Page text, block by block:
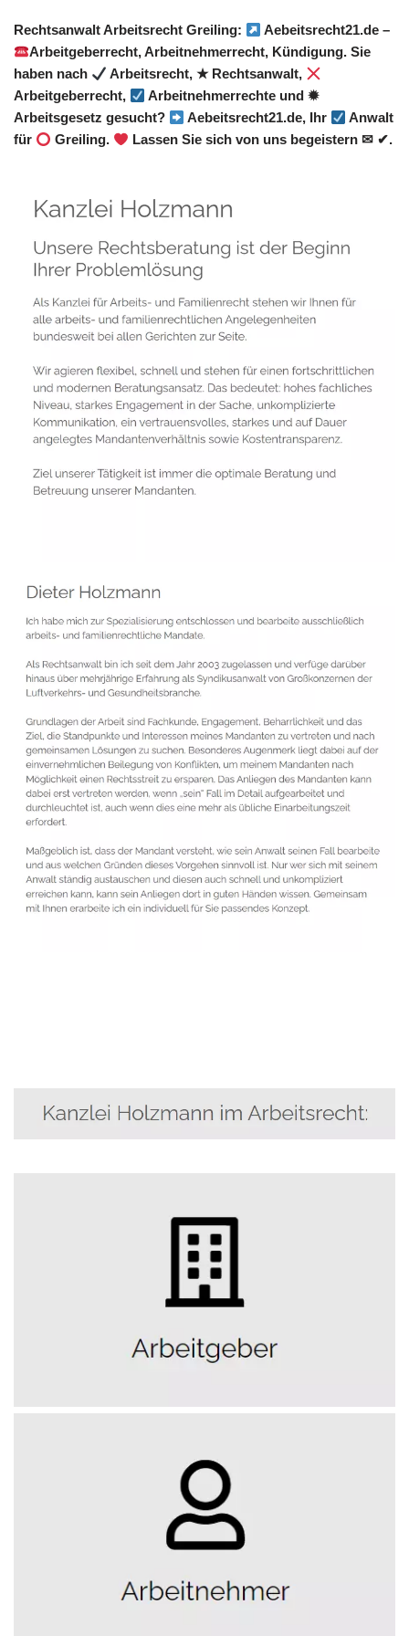
Rechtsanwalt Arbeitsrecht Greiling:
Aebeitsrecht21.de –
Arbeitgeberrecht, Arbeitnehmerrecht, Kündigung. Sie
haben nach
Arbeitsrecht, ★ Rechtsanwalt,
Arbeitgeberrecht,
Arbeitnehmerrechte und ✹
Arbeitsgesetz gesucht?
Aebeitsrecht21.de, Ihr
Anwalt
für
Greiling. Lassen Sie sich von uns begeistern ✉ ✔.